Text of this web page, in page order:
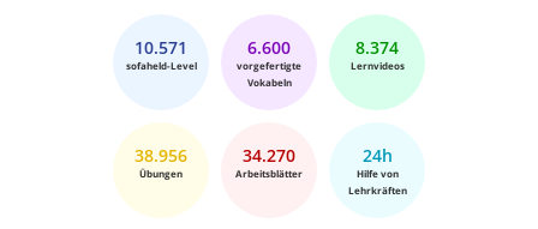
Gesetzgebungsorgan ist die Assemblée
Nationale, ein mit 83 Abgeordneten besetztes
Einkammerparlament, dessen Abgeordnete für
vier Jahre gewählt werden. Kultur und
Bildungswesen sind stark durch die ehemalige
Kolonialmacht Frankreich geprägt. Französisch
10.571
sofaheld-Level
6.600
vorgefertigte
Vokabeln
8.374
Lernvideos
38.956
Übungen
34.270
Arbeitsblätter
24h
Hilfe von
Lehrkräften